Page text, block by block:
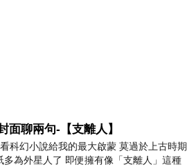
面聊兩句-【支離人】
科幻小說給我的最大啟蒙 莫過於上古時期
多為外星人了 即便擁有像「支離人」這種